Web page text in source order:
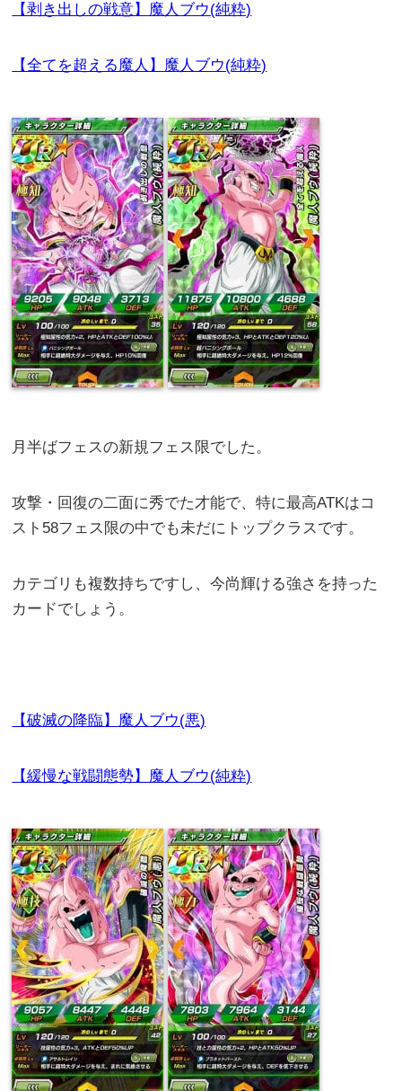
【剥き出しの戦意】魔人ブウ(純粋)
【全てを超える魔人】魔人ブウ(純粋)
月半ばフェスの新規フェス限でした。
攻撃・回復の二面に秀でた才能で、特に最高ATKはコ
スト58フェス限の中でも未だにトップクラスです。
カテゴリも複数持ちですし、今尚輝ける強さを持った
カードでしょう。
【破滅の降臨】魔人ブウ(悪)
【緩慢な戦闘態勢】魔人ブウ(純粋)